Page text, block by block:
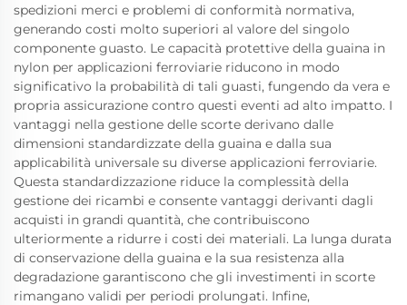
spedizioni merci e problemi di conformità normativa,
generando costi molto superiori al valore del singolo
componente guasto. Le capacità protettive della guaina in
nylon per applicazioni ferroviarie riducono in modo
significativo la probabilità di tali guasti, fungendo da vera e
propria assicurazione contro questi eventi ad alto impatto. I
vantaggi nella gestione delle scorte derivano dalle
dimensioni standardizzate della guaina e dalla sua
applicabilità universale su diverse applicazioni ferroviarie.
Questa standardizzazione riduce la complessità della
gestione dei ricambi e consente vantaggi derivanti dagli
acquisti in grandi quantità, che contribuiscono
ulteriormente a ridurre i costi dei materiali. La lunga durata
di conservazione della guaina e la sua resistenza alla
degradazione garantiscono che gli investimenti in scorte
rimangano validi per periodi prolungati. Infine,